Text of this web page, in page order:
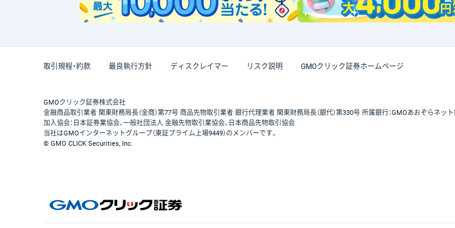
取引規程・約款 最良執行方針 ディスクレイマー リスク説明 GMOクリック証券ホームページ
GMOクリック証券株式会社
金融商品取引業者 関東財務局長（金商）第77号 商品先物取引業者 銀行代理業者 関東財務局長（銀代）第330号 所属銀行：GMOあおぞらネッ
加入協会：日本証券業協会、一般社団法人 金融先物取引業協会、日本商品先物取引協会
当社はGMOインターネットグループ（東証プライム上場9449）のメンバーです。
© GMO CLICK Securities, Inc.